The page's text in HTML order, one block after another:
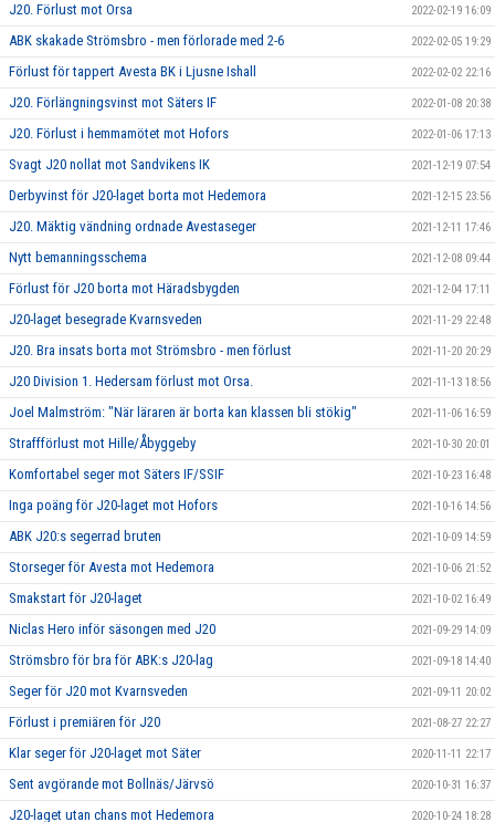
J20. Förlust mot Orsa 2022-02-19 16:09
ABK skakade Strömsbro - men förlorade med 2-6 2022-02-05 19:29
Förlust för tappert Avesta BK i Ljusne Ishall 2022-02-02 22:16
J20. Förlängningsvinst mot Säters IF 2022-01-08 20:38
J20. Förlust i hemmamötet mot Hofors 2022-01-06 17:13
Svagt J20 nollat mot Sandvikens IK 2021-12-19 07:54
Derbyvinst för J20-laget borta mot Hedemora 2021-12-15 23:56
J20. Mäktig vändning ordnade Avestaseger 2021-12-11 17:46
Nytt bemanningsschema 2021-12-08 09:44
Förlust för J20 borta mot Häradsbygden 2021-12-04 17:11
J20-laget besegrade Kvarnsveden 2021-11-29 22:48
J20. Bra insats borta mot Strömsbro - men förlust 2021-11-20 20:29
J20 Division 1. Hedersam förlust mot Orsa. 2021-11-13 18:56
Joel Malmström: "När läraren är borta kan klassen bli stökig" 2021-11-06 16:59
Straffförlust mot Hille/Åbyggeby 2021-10-30 20:01
Komfortabel seger mot Säters IF/SSIF 2021-10-23 16:48
Inga poäng för J20-laget mot Hofors 2021-10-16 14:56
ABK J20:s segerrad bruten 2021-10-09 14:59
Storseger för Avesta mot Hedemora 2021-10-06 21:52
Smakstart för J20-laget 2021-10-02 16:49
Niclas Hero inför säsongen med J20 2021-09-29 14:09
Strömsbro för bra för ABK:s J20-lag 2021-09-18 14:40
Seger för J20 mot Kvarnsveden 2021-09-11 20:02
Förlust i premiären för J20 2021-08-27 22:27
Klar seger för J20-laget mot Säter 2020-11-11 22:17
Sent avgörande mot Bollnäs/Järvsö 2020-10-31 16:37
J20-laget utan chans mot Hedemora 2020-10-24 18:28